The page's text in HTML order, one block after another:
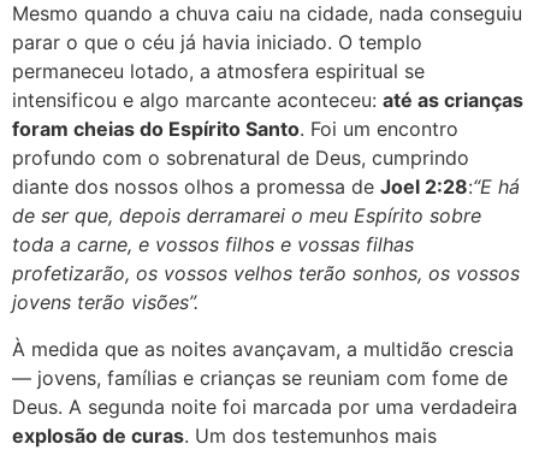
Mesmo quando a chuva caiu na cidade, nada conseguiu
parar o que o céu já havia iniciado. O templo
permaneceu lotado, a atmosfera espiritual se
intensificou e algo marcante aconteceu: até as crianças
foram cheias do Espírito Santo. Foi um encontro
profundo com o sobrenatural de Deus, cumprindo
diante dos nossos olhos a promessa de Joel 2:28:“E há
de ser que, depois derramarei o meu Espírito sobre
toda a carne, e vossos filhos e vossas filhas
profetizarão, os vossos velhos terão sonhos, os vossos
jovens terão visões”.
À medida que as noites avançavam, a multidão crescia
— jovens, famílias e crianças se reuniam com fome de
Deus. A segunda noite foi marcada por uma verdadeira
explosão de curas. Um dos testemunhos mais